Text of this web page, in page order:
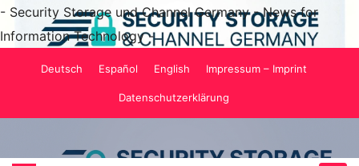
- Security Storage und Channel Germany - News for
Information Technology -
Deutsch Español English Impressum – Imprint
Datenschutzerklärung